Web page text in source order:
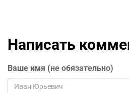
Написать
Ваше имя (не обязательно)